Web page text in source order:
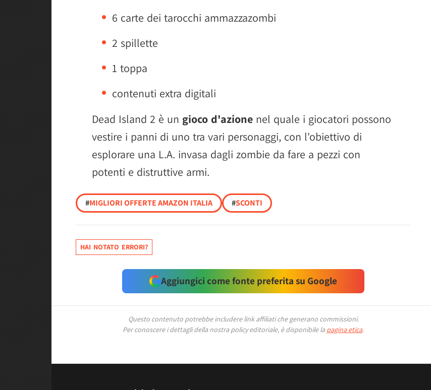
6 carte dei tarocchi ammazzazombi
2 spillette
1 toppa
contenuti extra digitali
Dead Island 2 è un gioco d'azione nel quale i giocatori possono
vestire i panni di uno tra vari personaggi, con l'obiettivo di
esplorare una L.A. invasa dagli zombie da fare a pezzi con
potenti e distruttive armi.
#MIGLIORI OFFERTE AMAZON ITALIA #SCONTI
HAI NOTATO ERRORI?
Aggiungici come fonte preferita su Google
Questo contenuto potrebbe includere link affiliati che generano commissioni.
Per conoscere i dettagli della nostra policy editoriale, è disponibile la pagina etica.